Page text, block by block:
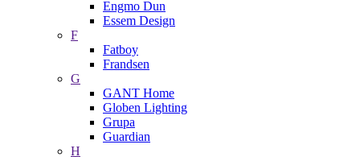
Engmo Dun
Essem Design
F
Fatboy
Frandsen
G
GANT Home
Globen Lighting
Grupa
Guardian
H